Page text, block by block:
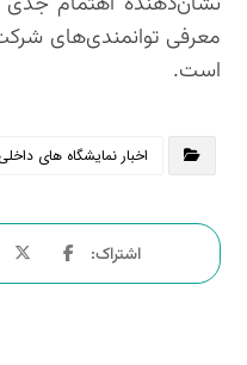
معرفی توانمندی‌های
است.
اخبار نمایشگاه های داخلی